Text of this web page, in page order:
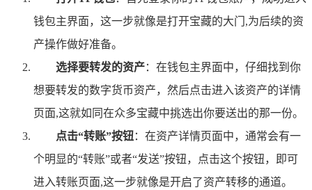
钱包主界面，这一步就像是打开宝藏的大门,为后续的资
产操作做好准备。
选择要转发的资产：在钱包主界面中，仔细找到你
想要转发的数字货币资产，然后点击进入该资产的详情
页面,这就如同在众多宝藏中挑选出你要送出的那一份。
点击“转账”按钮：在资产详情页面中，通常会有一
个明显的“转账”或者“发送”按钮，点击这个按钮，即可
进入转账页面,这一步就像是开启了资产转移的通道。